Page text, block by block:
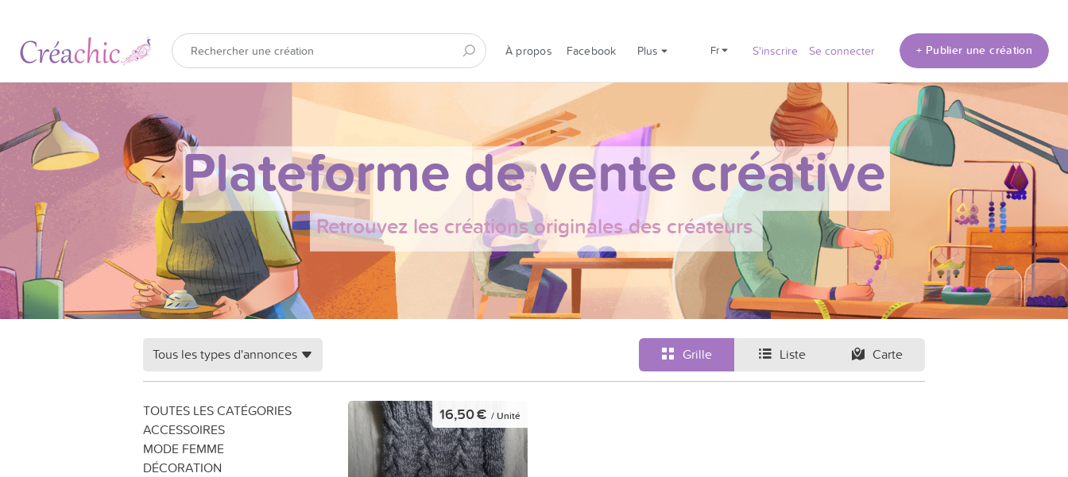
À propos Facebook Plus fr S'inscrire Se connecter + Publier une création
Plateforme de vente créative
Retrouvez les créations originales des créateurs
Grille Liste Carte
Tous les types d'annonces
TOUTES LES CATÉGORIES
ACCESSOIRES
MODE FEMME
DÉCORATION
16,50 € / Unité